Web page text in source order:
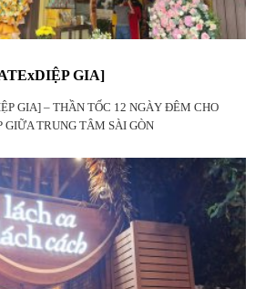
GIA]
GIA] – THẦN TỐC 12 NGÀY ĐÊM CHO
GIỮA TRUNG TÂM SÀI GÒN